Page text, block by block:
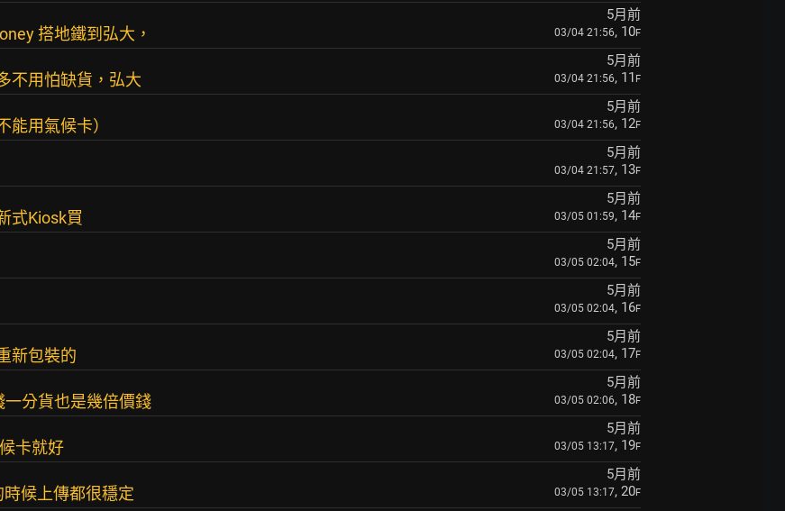
5月前
搭地鐵到弘大， 03/04 21:56, 10F
5月前
不用怕缺貨，弘大 03/04 21:56, 11 F
5月前
用氣候卡） 03/04 21:56, 12F
5月前
03/04 21:57, 13F
5月前
式Kiosk買 03/05 01:59, 14F
5月前
03/05 02:04, 15F
5月前
03/05 02:04, 16F
5月前
新包裝的 03/05 02:04, 17F
5月前
分貨也是幾倍價錢 03/05 02:06, 18F
5月前
卡就好 03/05 13:17, 19F
5月前
候上傳都很穩定 03/05 13:17, 20F